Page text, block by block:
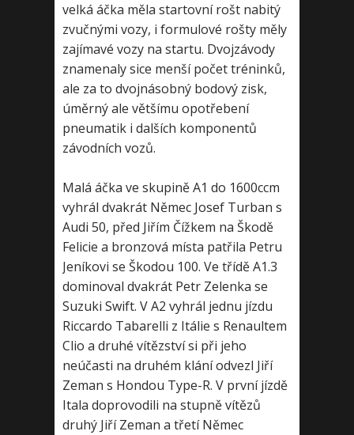
velká áčka měla startovní rošt nabitý
zvučnými vozy, i formulové rošty měly
zajímavé vozy na startu. Dvojzávody
znamenaly sice menší počet tréninků,
ale za to dvojnásobný bodový zisk,
úměrný ale většímu opotřebení
pneumatik i dalších komponentů
závodních vozů.
Malá áčka ve skupině A1 do 1600ccm
vyhrál dvakrát Němec Josef Turban s
Audi 50, před Jiřím Čížkem na Škodě
Felicie a bronzová místa patřila Petru
Jeníkovi se Škodou 100. Ve třídě A1.3
dominoval dvakrát Petr Zelenka se
Suzuki Swift. V A2 vyhrál jednu jízdu
Riccardo Tabarelli z Itálie s Renaultem
Clio a druhé vítězství si při jeho
neúčasti na druhém klání odvezl Jiří
Zeman s Hondou Type-R. V první jízdě
Itala doprovodili na stupně vítězů
druhý Jiří Zeman a třetí Němec